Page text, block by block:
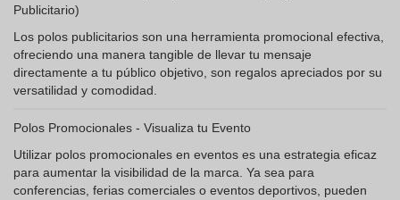
Publicitario)
Los polos publicitarios son una herramienta promocional efectiva,
ofreciendo una manera tangible de llevar tu mensaje
directamente a tu público objetivo, son regalos apreciados por su
versatilidad y comodidad.
Polos Promocionales - Visualiza tu Evento
Utilizar polos promocionales en eventos es una estrategia eficaz
para aumentar la visibilidad de la marca. Ya sea para
conferencias, ferias comerciales o eventos deportivos, pueden